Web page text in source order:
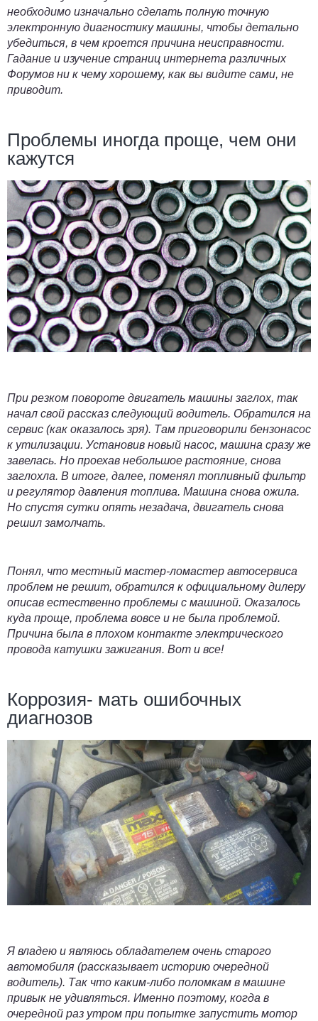
необходимо изначально сделать полную точную
электронную диагностику машины, чтобы детально
убедиться, в чем кроется причина неисправности.
Гадание и изучение страниц интернета различных
Форумов ни к чему хорошему, как вы видите сами, не
приводит.
Проблемы иногда проще, чем они
кажутся
При резком повороте двигатель машины заглох, так
начал свой рассказ следующий водитель. Обратился на
сервис (как оказалось зря). Там приговорили бензонасос
к утилизации. Установив новый насос, машина сразу же
завелась. Но проехав небольшое растояние, снова
заглохла. В итоге, далее, поменял топливный фильтр
и регулятор давления топлива. Машина снова ожила.
Но спустя сутки опять незадача, двигатель снова
решил замолчать.
Понял, что местный мастер-ломастер автосервиса
проблем не решит, обратился к официальному дилеру
описав естественно проблемы с машиной. Оказалось
куда проще, проблема вовсе и не была проблемой.
Причина была в плохом контакте электрического
провода катушки зажигания. Вот и все!
Коррозия- мать ошибочных
диагнозов
Я владею и являюсь обладателем очень старого
автомобиля (рассказывает историю очередной
водитель). Так что каким-либо поломкам в машине
привык не удивляться. Именно поэтому, когда в
очередной раз утром при попытке запустить мотор